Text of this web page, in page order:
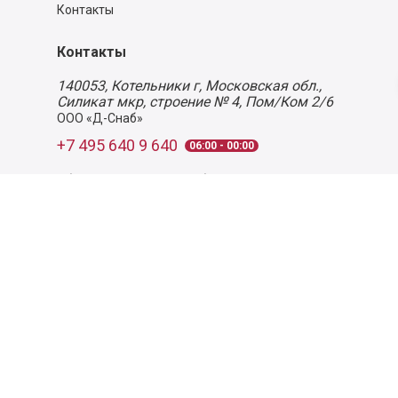
Контакты
Контакты
140053, Котельники г, Московская обл.,
Силикат мкр, строение № 4, Пом/Ком 2/6
ООО «Д-Снаб»
+7 495 640 9 640 06:00 - 00:00